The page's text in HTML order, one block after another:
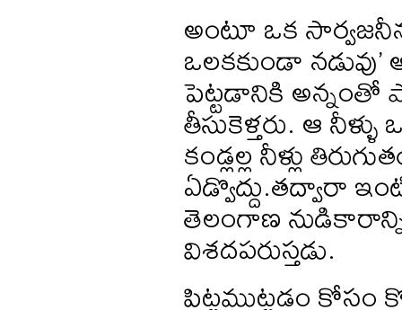
అంటూ ఒక సార్వజనీన
ఒలకకుండా నడువు’
పెట్టడానికి అన్నంతో
తీసుకెళ్తరు. ఆ
కండ్లల్ల నీళ్లు
ఏడ్వొద్దు.తద్వారా
తెలంగాణ
విశదపరుస్తడు.
పిట్టముట్టడం కోసం